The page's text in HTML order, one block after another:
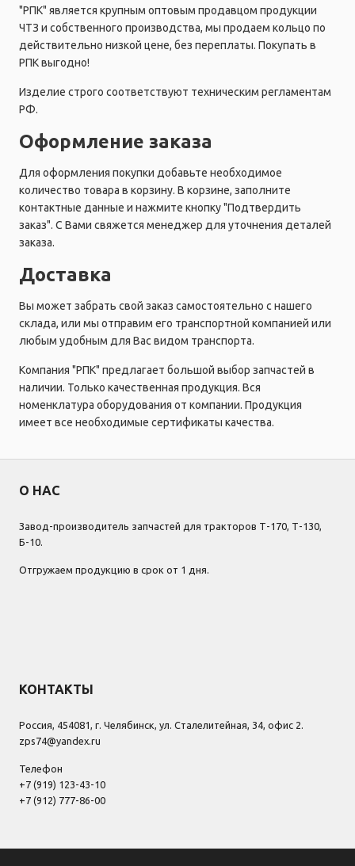
"РПК" является крупным оптовым продавцом продукции
ЧТЗ и собственного производства, мы продаем кольцо по
действительно низкой цене, без переплаты. Покупать в
РПК выгодно!
Изделие строго соответствуют техническим регламентам
РФ.
Оформление заказа
Для оформления покупки добавьте необходимое
количество товара в корзину. В корзине, заполните
контактные данные и нажмите кнопку "Подтвердить
заказ". С Вами свяжется менеджер для уточнения деталей
заказа.
Доставка
Вы может забрать свой заказ самостоятельно с нашего
склада, или мы отправим его транспортной компанией или
любым удобным для Вас видом транспорта.
Компания "РПК" предлагает большой выбор запчастей в
наличии. Только качественная продукция. Вся
номенклатура оборудования от компании. Продукция
имеет все необходимые сертификаты качества.
О НАС
Завод-производитель запчастей для тракторов Т-170, Т-130,
Б-10.
Отгружаем продукцию в срок от 1 дня.
КОНТАКТЫ
Россия, 454081, г. Челябинск, ул. Сталелитейная, 34, офис 2.
zps74@yandex.ru
Телефон
+7 (919) 123-43-10
+7 (912) 777-86-00